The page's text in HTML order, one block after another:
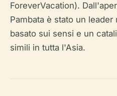
ForeverVacation).
Pambata è stato un
basato sui sensi e un
simili in tutta l'Asia.